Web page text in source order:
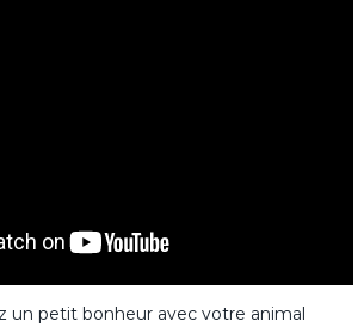
un petit bonheur avec votre animal